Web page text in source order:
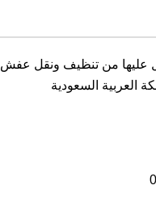
عليها من تنظيف ونقل عفش
العربية السعودية